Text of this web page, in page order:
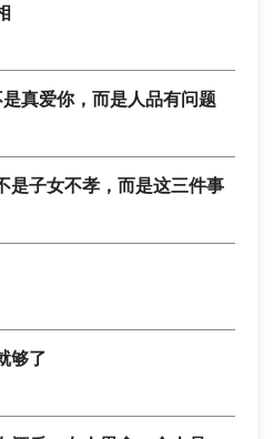
真爱你，而是人品有问题
是子女不孝，而是这三件事
够了